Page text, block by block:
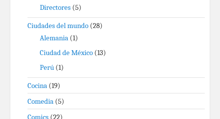
Directores (5)
Ciudades del mundo (28)
Alemania (1)
Ciudad de México (13)
Perú (1)
Cocina (19)
Comedia (5)
Comics (22)